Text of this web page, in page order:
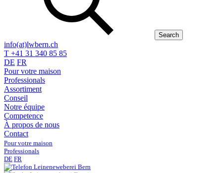
Search
info(at)lwbern.ch
T +41 31 340 85 85
DE FR
Pour votre maison
Professionals
Assortiment
Conseil
Notre équipe
Competence
À propos de nous
Contact
Pour votre maison
Professionals
DE FR